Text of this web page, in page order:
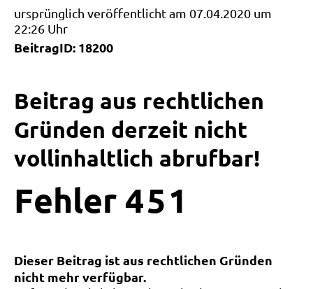
ursprünglich veröffentlicht am 07.04.2020 um
22:26 Uhr
BeitragID: 18200
Beitrag aus rechtlichen
Gründen derzeit nicht
vollinhaltlich abrufbar!
Fehler 4 5 1
Dieser Beitrag ist aus rechtlichen Gründen
nicht mehr verfügbar.